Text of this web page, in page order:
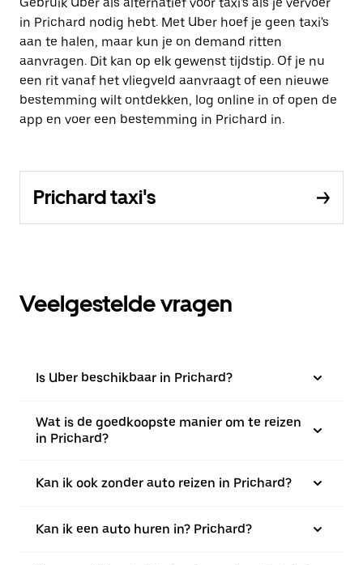
in Prichard nodig hebt. Met Uber hoef je geen taxi's
aan te halen, maar kun je on demand ritten
aanvragen. Dit kan op elk gewenst tijdstip. Of je nu
een rit vanaf het vliegveld aanvraagt of een nieuwe
bestemming wilt ontdekken, log online in of open de
app en voer een bestemming in Prichard in.
Prichard taxi's
Veelgestelde vragen
Is Uber beschikbaar in Prichard?
Wat is de goedkoopste manier om te reizen
in Prichard?
Kan ik ook zonder auto reizen in Prichard?
Kan ik een auto huren in? Prichard?